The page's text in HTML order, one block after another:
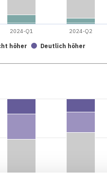
höher Deutlich höher
2024-Q1 2024-Q2